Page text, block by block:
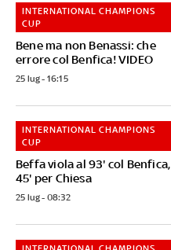
Bene ma non Benassi: che
errore col Benfica! VIDEO
INTERNATIONAL CHAMPIONS
CUP
25 lug - 16:15
Beffa viola al 93' col Benfica,
45' per Chiesa
INTERNATIONAL CHAMPIONS
CUP
25 lug - 08:32